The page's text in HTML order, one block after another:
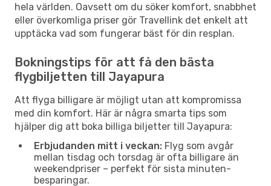
hela världen. Oavsett om du söker komfort, snabbhet
eller överkomliga priser gör Travellink det enkelt att
upptäcka vad som fungerar bäst för din resplan.
Bokningstips för att få den bästa
flygbiljetten till Jayapura
Att flyga billigare är möjligt utan att kompromissa
med din komfort. Här är några smarta tips som
hjälper dig att boka billiga biljetter till Jayapura:
Erbjudanden mitt i veckan: Flyg som avgår
mellan tisdag och torsdag är ofta billigare än
weekendpriser – perfekt för sista minuten-
besparingar.